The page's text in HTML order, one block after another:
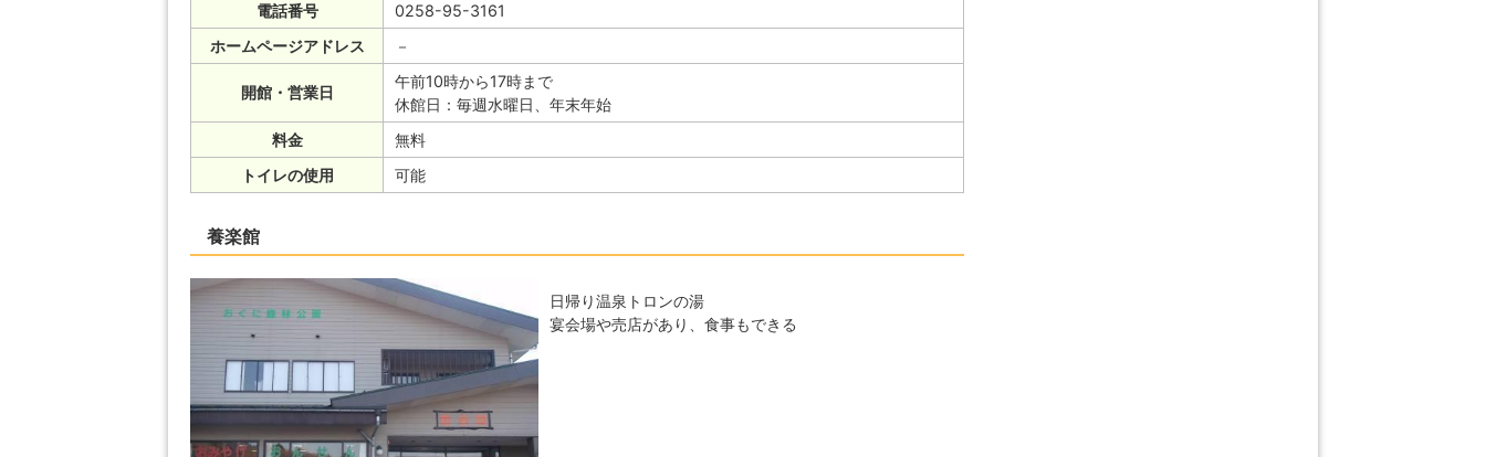
電話番号
0258-95-3161
ホームページアドレス
－
開館・営業日
午前10時から17時まで
休館日：毎週水曜日、年末年始
料金
無料
トイレの使用
可能
養楽館
日帰り温泉トロンの湯
宴会場や売店があり、食事もできる